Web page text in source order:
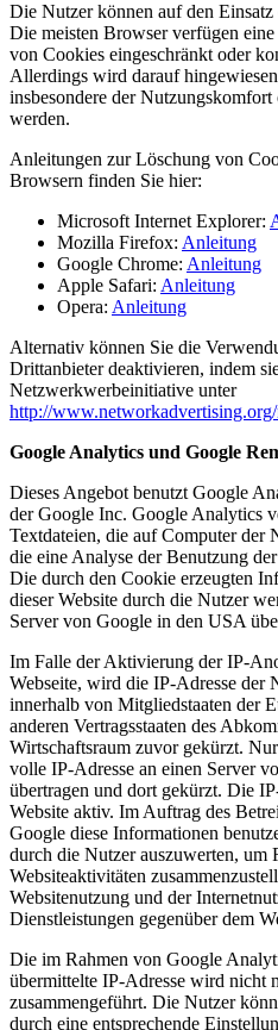
Die Nutzer können auf den
Die meisten Browser verfügen
von Cookies eingeschränkt oder
Allerdings wird darauf
insbesondere der
werden.
Anleitungen zur Löschung von
Browsern finden Sie hier:
Microsoft Internet Explorer:
Mozilla Firefox: Anleitung
Google Chrome: Anleitung
Apple Safari: Anleitung
Opera: Anleitung
Alternativ können Sie die
Drittanbieter deaktivieren, indem
Netzwerkwerbeinitiative unter
http://
Google Analytics und Google
Dieses Angebot benutzt Google
der Google Inc. Google Analytics
Textdateien, die auf Computer der
die eine Analyse der Benutzung
Die durch den Cookie erzeugten
dieser Website durch die Nutzer
Server von Google in den USA
Im Falle der Aktivierung der IP-
Webseite, wird die IP-Adresse der
innerhalb von Mitgliedstaaten der
anderen Vertragsstaaten des
Wirtschaftsraum zuvor gekürzt.
volle IP-Adresse an einen Server
übertragen und dort gekürzt. Die
Website aktiv. Im Auftrag des
Google diese Informationen
durch die Nutzer auszuwerten, um
Websiteaktivitäten
Websitenutzung und der
Dienstleistungen gegenüber dem
Die im Rahmen von Google
übermittelte IP-Adresse wird nicht
zusammengeführt. Die Nutzer
durch eine entsprechende